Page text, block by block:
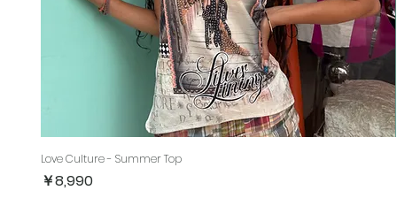
Love Culture - Summer Top
価格
￥8,990